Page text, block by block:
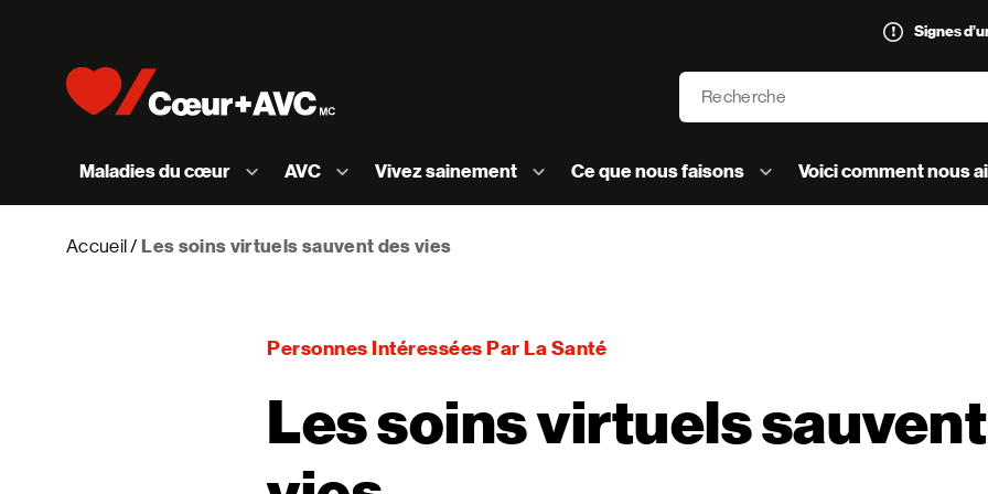
Signes
Recherche
Maladies du cœur AVC Vivez sainement Ce que nous faisons Voici comment nous
Accueil Les soins virtuels sauvent des vies
Personnes Intéressées Par La Santé
Les soins virtuels